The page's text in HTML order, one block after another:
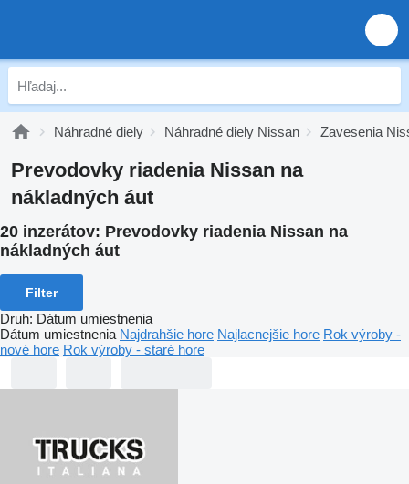
Náhradné diely Náhradné diely Nissan Zavesenia
Prevodovky riadenia Nissan na
nákladných áut
20 inzerátov: Prevodovky riadenia Nissan na
nákladných áut
Filter
Druh: Dátum umiestnenia
Dátum umiestnenia Najdrahšie hore Najlacnejšie hore Rok výroby -
nové hore Rok výroby - staré hore